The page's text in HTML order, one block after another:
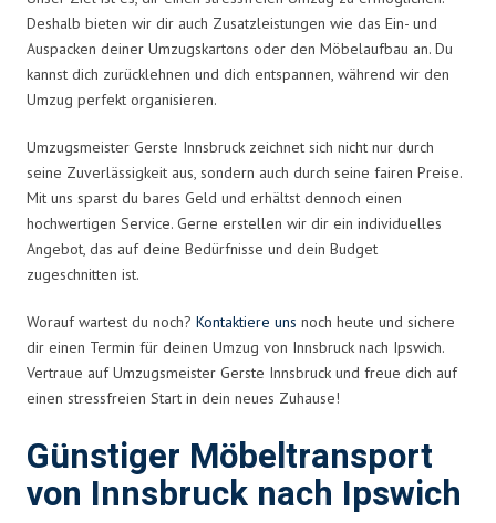
Deshalb bieten wir dir auch Zusatzleistungen wie das Ein- und
Auspacken deiner Umzugskartons oder den Möbelaufbau an. Du
kannst dich zurücklehnen und dich entspannen, während wir den
Umzug perfekt organisieren.
Umzugsmeister Gerste Innsbruck zeichnet sich nicht nur durch
seine Zuverlässigkeit aus, sondern auch durch seine fairen Preise.
Mit uns sparst du bares Geld und erhältst dennoch einen
hochwertigen Service. Gerne erstellen wir dir ein individuelles
Angebot, das auf deine Bedürfnisse und dein Budget
zugeschnitten ist.
Worauf wartest du noch? Kontaktiere uns noch heute und sichere
dir einen Termin für deinen Umzug von Innsbruck nach Ipswich.
Vertraue auf Umzugsmeister Gerste Innsbruck und freue dich auf
einen stressfreien Start in dein neues Zuhause!
Günstiger Möbeltransport
von Innsbruck nach Ipswich